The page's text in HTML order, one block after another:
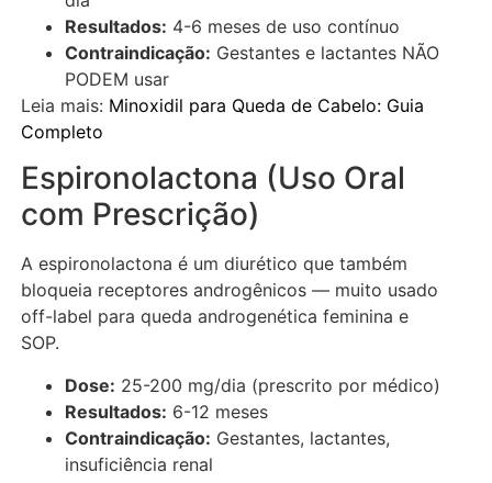
Resultados: 4-6 meses de uso contínuo
Contraindicação: Gestantes e lactantes NÃO
PODEM usar
Leia mais: Minoxidil para Queda de Cabelo: Guia
Completo
Espironolactona (Uso Oral
com Prescrição)
A espironolactona é um diurético que também
bloqueia receptores androgênicos — muito usado
off-label para queda androgenética feminina e
SOP.
Dose: 25-200 mg/dia (prescrito por médico)
Resultados: 6-12 meses
Contraindicação: Gestantes, lactantes,
insuficiência renal